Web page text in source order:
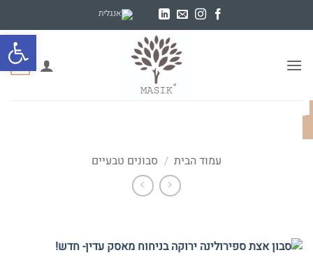
פתח
0
עמוד הבית / סבונים טבעיים